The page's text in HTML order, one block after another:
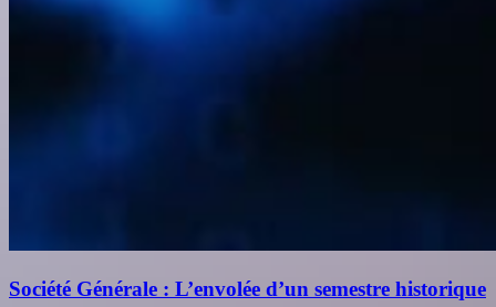
Société Générale : L’envolée d’un semestre historique